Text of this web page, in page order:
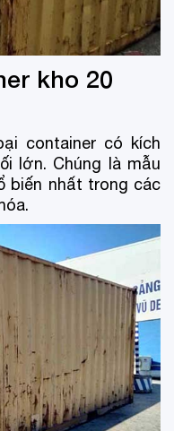
kho 20
container có kích
lớn. Chúng là mẫu
biến nhất trong các